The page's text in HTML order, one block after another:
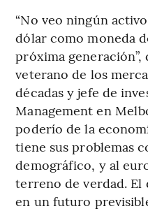
“No veo ningún
dólar como moneda
próxima
veterano de los
décadas y jefe de
Management en
poderío de la
tiene sus problemas
demográfico, y al
terreno de verdad. El
en un futuro